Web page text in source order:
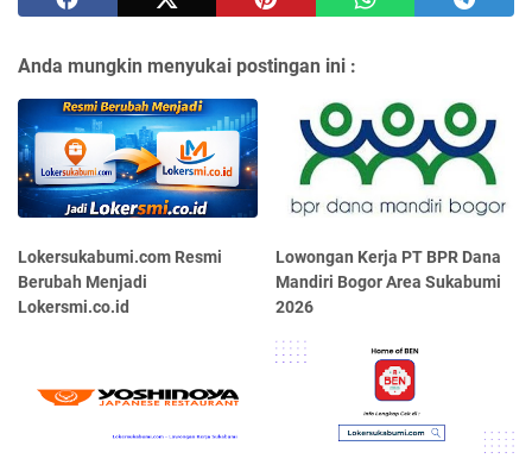
Anda mungkin menyukai postingan ini :
Lokersukabumi.com Resmi
Berubah Menjadi
Lokersmi.co.id
Lowongan Kerja PT BPR Dana
Mandiri Bogor Area Sukabumi
2026